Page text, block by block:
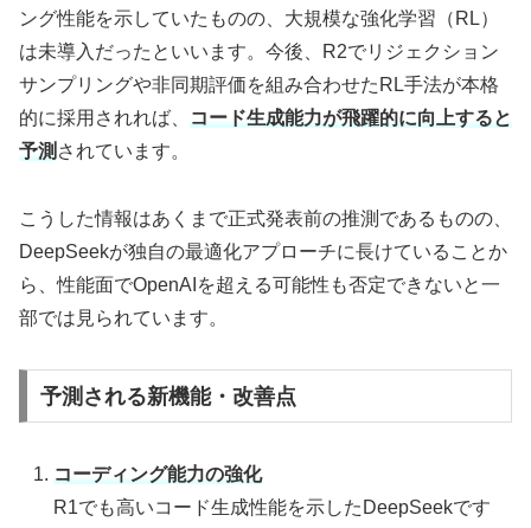
ング性能を示していたものの、大規模な強化学習（RL）
は未導入だったといいます。今後、R2でリジェクション
サンプリングや非同期評価を組み合わせたRL手法が本格
的に採用されれば、
コード生成能力が飛躍的に向上すると
予測 されています。
こうした情報はあくまで正式発表前の推測であるものの、
DeepSeekが独自の最適化アプローチに長けていることか
ら、性能面でOpenAIを超える可能性も否定できないと一
部では見られています。
予測される新機能・改善点
コーディング能力の強化
R1でも高いコード生成性能を示したDeepSeekです